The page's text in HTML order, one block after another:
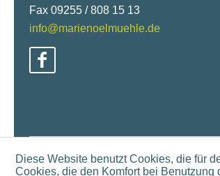
Fax 09255 / 808 15 13
info@marienoelmuehle.de
Diese Website benutzt Cookies, die für
Cookies, die den Komfort bei